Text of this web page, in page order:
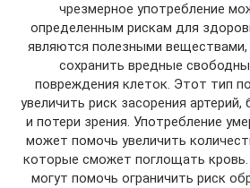
чрезмерное употребление
определенным рискам для
являются полезными
сохранить вредные
повреждения клеток. Этот тип
увеличить риск засорения артерий,
и потери зрения. Употребление
может помочь увеличить
которые сможет поглощать кровь.
могут помочь ограничить риск